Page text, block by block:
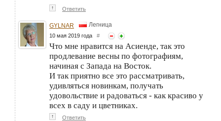
↑ Ответить
GYLNAR Легница
10 мая 2019 года #
Что мне нравится на Асиенде, так это
продлевание весны по фотографиям,
начиная с Запада на Восток.
И так приятно все это рассматривать,
удивляться новинкам, получать
удовольствие и радоваться - как красиво у
всех в саду и цветниках.
↑ Ответить